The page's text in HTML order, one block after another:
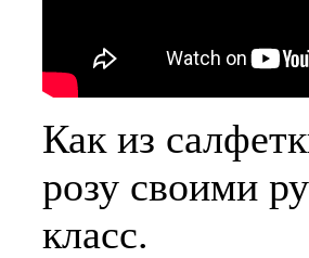
Как из
розу своими
класс.